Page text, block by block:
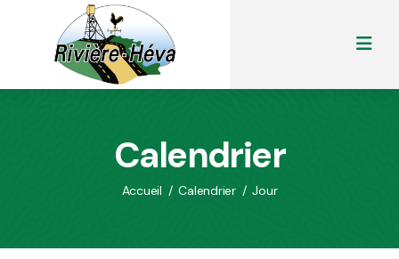
Calendrier
Accueil / Calendrier / Jour